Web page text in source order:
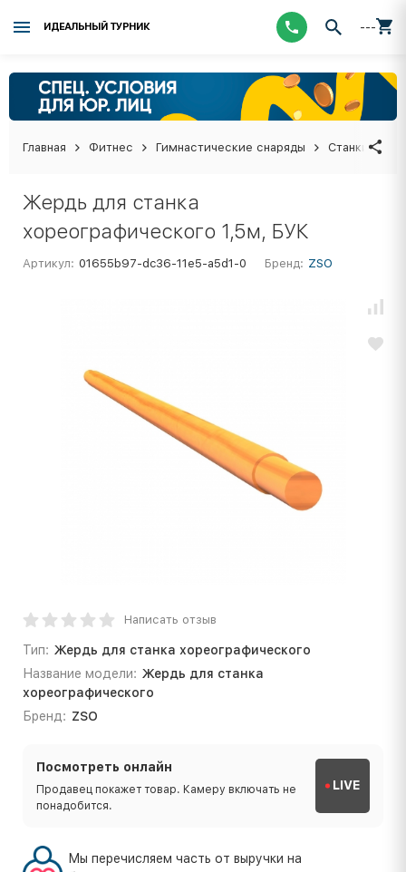
ИДЕАЛЬНЫЙ ТУРНИК ---
Главная Фитнес Гимнастические снаряды Станки
Жердь для станка
хореографического 1,5м, БУК
Артикул: 01655b97-dc36-11e5-a5d1-0 Бренд: ZSO
Написать отзыв
Тип: Жердь для станка хореографического
Название модели: Жердь для станка
хореографического
Бренд: ZSO
Посмотреть онлайн
Продавец покажет товар. Камеру включать не
понадобится.
LIVE
Мы перечисляем часть от выручки на